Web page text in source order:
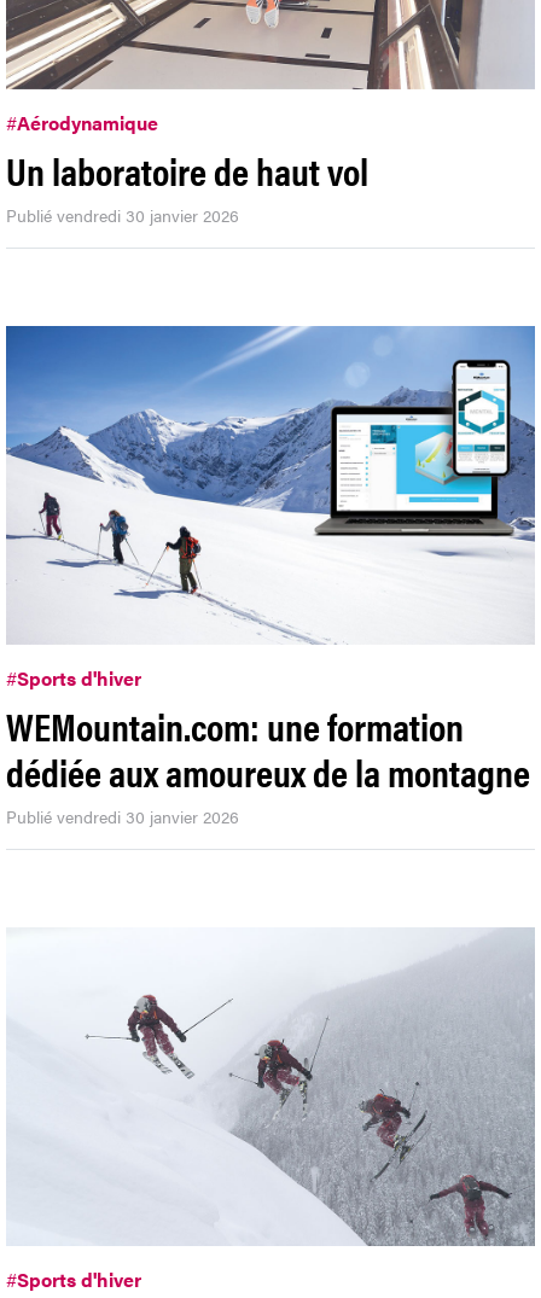
#Aérodynamique
Un laboratoire de haut vol
Publié vendredi 30 janvier 2026
#Sports d'hiver
WEMountain.com: une formation
dédiée aux amoureux de la montagne
Publié vendredi 30 janvier 2026
#Sports d'hiver